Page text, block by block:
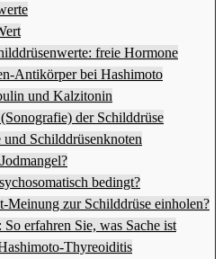
freie Hormone
Antikörper bei Hashimoto
und Kalzitonin
der Schilddrüse
und Schilddrüsenknoten
bedingt?
Meinung zur Schilddrüse einholen?
erfahren Sie, was Sache ist
Thyreoiditis